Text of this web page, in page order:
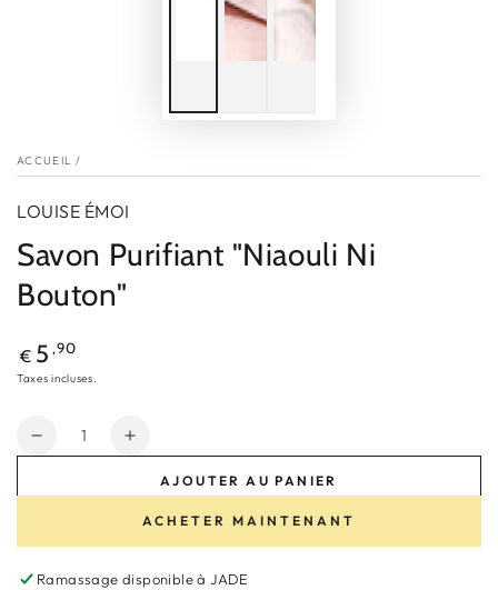
ACCUEIL /
LOUISE ÉMOI
Savon Purifiant "Niaouli Ni
Bouton"
Prix
normal
€ 5 ,90
Taxes incluses.
Quantité
Réduire
quantité
&quot;Niaouli
Augmenter
quantité
de
&quot;Niaouli
AJOUTER AU PANIER
ACHETER MAINTENANT
Ramassage disponible àJADE